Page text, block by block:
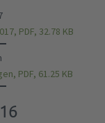
PDF, 32.78 KB
PDF, 61.25 KB